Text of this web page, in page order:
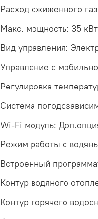
Расход сжиженного
Макс. мощность: 35 кВт
Вид управления:
Управление c
Регулировка
Система
Wi-Fi модуль:
Режим работы с
Встроенный
Контур водяного
Контур горячего